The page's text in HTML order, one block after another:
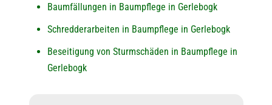
Baumfällungen in Baumpflege in Gerlebogk
Schredderarbeiten in Baumpflege in Gerlebogk
Beseitigung von Sturmschäden in Baumpflege in
Gerlebogk